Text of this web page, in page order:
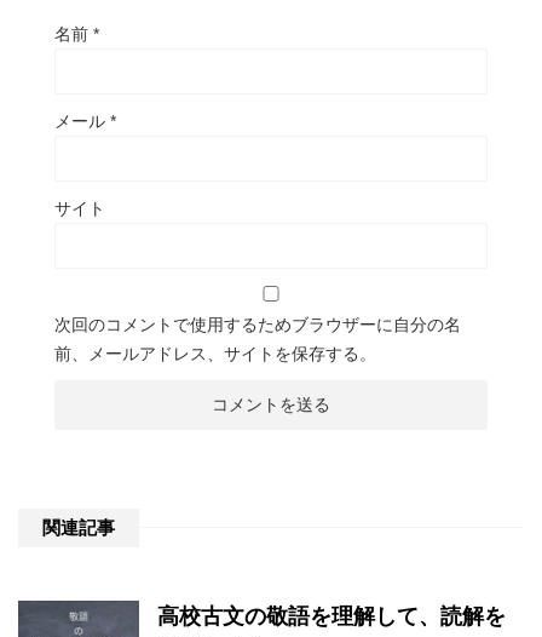
名前 *
メール *
サイト
次回のコメントで使用するためブラウザーに自分の名
前、メールアドレス、サイトを保存する。
関連記事
高校古文の敬語を理解して、読解を